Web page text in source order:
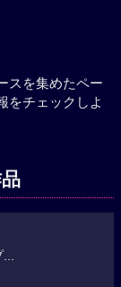
スを集めたペー
をチェックしよ
...